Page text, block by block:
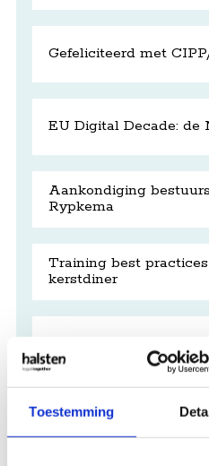
Toestemming
Gefeliciteerd met
EU Digital Decade: de
Aankondiging
Rypkema
Training best
kerstdiner
Arbeidsrecht Update: